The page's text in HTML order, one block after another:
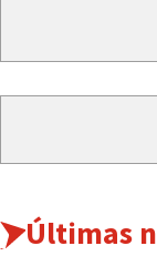
Últimas